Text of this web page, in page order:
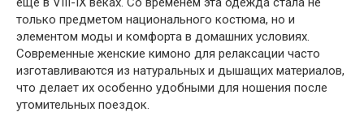
только предметом национального костюма, но и
элементом моды и комфорта в домашних условиях.
Современные женские кимоно для релаксации часто
изготавливаются из натуральных и дышащих материалов,
что делает их особенно удобными для ношения после
утомительных поездок.